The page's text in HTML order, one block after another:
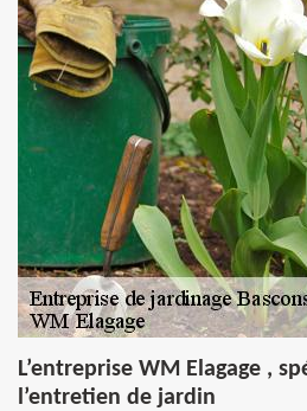
L’entreprise WM Elagage ,
l’entretien de jardin